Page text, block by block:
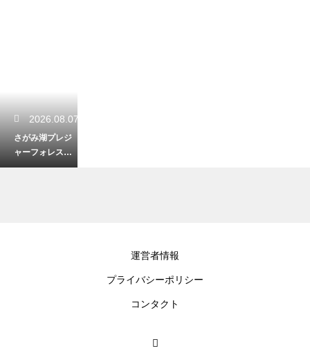
2026.08.07
さがみ湖プレジ
ャーフォレスト
で楽しむスリル
運営者情報
プライバシーポリシー
コンタクト